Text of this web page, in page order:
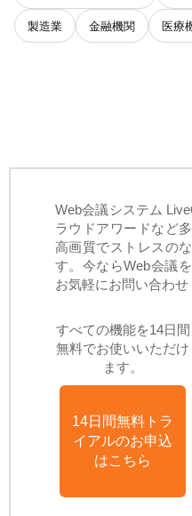
製造業 金融機関 医療
Web会議システム
ラウドアワードなど
高画質でストレスの
す。今ならWeb会議
お気軽にお問い合わせ
すべての機能を14日間
無料でお使いいただけ
ます。
14日間無料トラ
イアルのお申込
はこちら